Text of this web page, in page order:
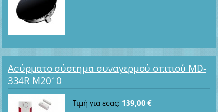
Ασύρματο σύστημα συναγερμού σπιτιού MD-
334R M2010
Τιμή για εσας: 139,00 €